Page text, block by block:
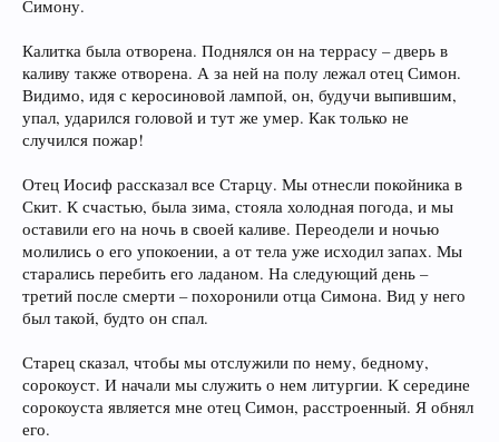
Симону.
Калитка была отворена. Поднялся он на террасу – дверь в
каливу также отворена. А за ней на полу лежал отец Симон.
Видимо, идя с керосиновой лампой, он, будучи выпившим,
упал, ударился головой и тут же умер. Как только не
случился пожар!
Отец Иосиф рассказал все Старцу. Мы отнесли покойника в
Скит. К счастью, была зима, стояла холодная погода, и мы
оставили его на ночь в своей каливе. Переодели и ночью
молились о его упокоении, а от тела уже исходил запах. Мы
старались перебить его ладаном. На следующий день –
третий после смерти – похоронили отца Симона. Вид у него
был такой, будто он спал.
Старец сказал, чтобы мы отслужили по нему, бедному,
сорокоуст. И начали мы служить о нем литургии. К середине
сорокоуста является мне отец Симон, расстроенный. Я обнял
его.